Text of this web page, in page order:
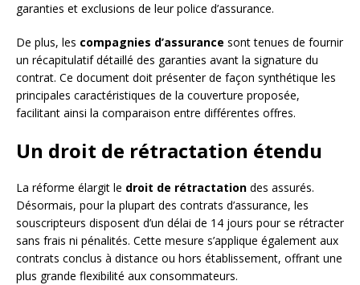
garanties et exclusions de leur police d’assurance.
De plus, les compagnies d’assurance sont tenues de fournir
un récapitulatif détaillé des garanties avant la signature du
contrat. Ce document doit présenter de façon synthétique les
principales caractéristiques de la couverture proposée,
facilitant ainsi la comparaison entre différentes offres.
Un droit de rétractation étendu
La réforme élargit le droit de rétractation des assurés.
Désormais, pour la plupart des contrats d’assurance, les
souscripteurs disposent d’un délai de 14 jours pour se rétracter
sans frais ni pénalités. Cette mesure s’applique également aux
contrats conclus à distance ou hors établissement, offrant une
plus grande flexibilité aux consommateurs.